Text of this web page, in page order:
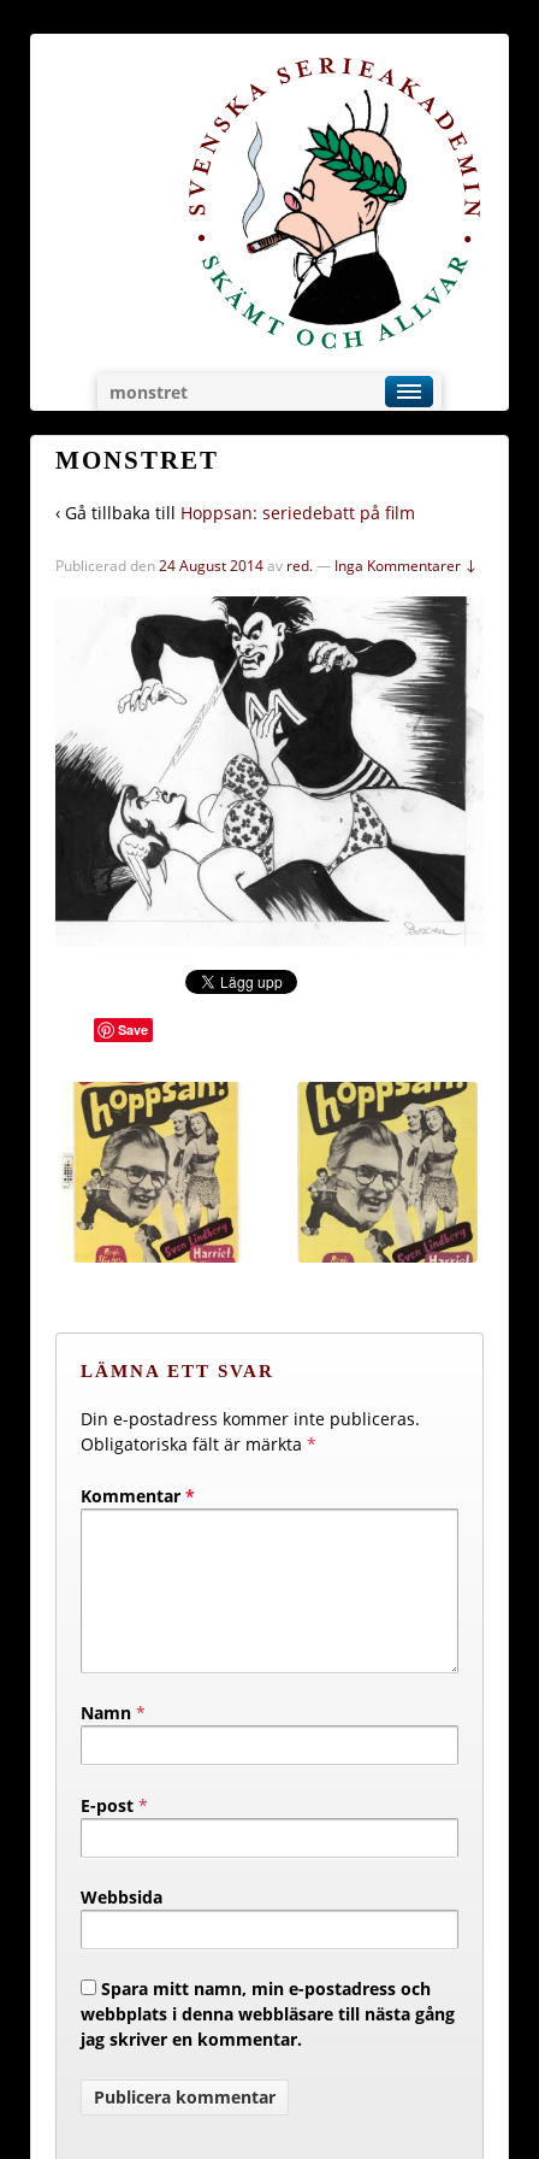
monstret
MONSTRET
‹ Gå tillbaka till Hoppsan: seriedebatt på film
Publicerad den24 August 2014av red.— Inga Kommentarer ↓
Save
LÄMNA ETT SVAR
Din e-postadress kommer inte publiceras.
Obligatoriska fält är märkta *
Kommentar *
Namn *
E-post *
Webbsida
Spara mitt namn, min e-postadress och
webbplats i denna webbläsare till nästa gång
jag skriver en kommentar.